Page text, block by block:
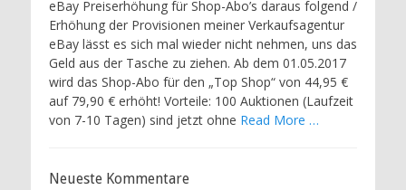
eBay Preiserhöhung für Shop-Abo’s daraus folgend /
Erhöhung der Provisionen meiner Verkaufsagentur
eBay lässt es sich mal wieder nicht nehmen, uns das
Geld aus der Tasche zu ziehen. Ab dem 01.05.2017
wird das Shop-Abo für den „Top Shop“ von 44,95 €
auf 79,90 € erhöht! Vorteile: 100 Auktionen (Laufzeit
von 7-10 Tagen) sind jetzt ohne Read More …
Neueste Kommentare